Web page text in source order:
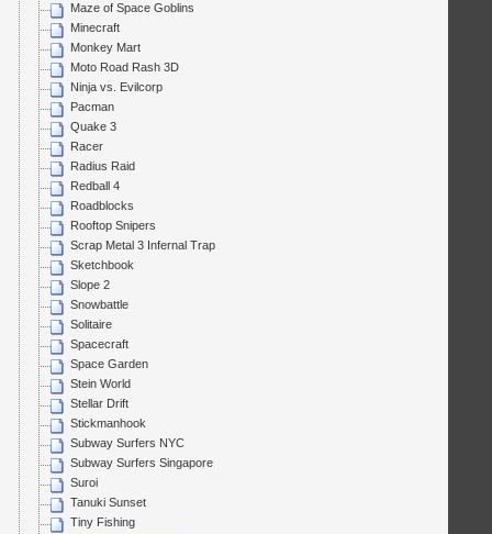
Maze of Space Goblins
Minecraft
Monkey Mart
Moto Road Rash 3D
Ninja vs. Evilcorp
Pacman
Quake 3
Racer
Radius Raid
Redball 4
Roadblocks
Rooftop Snipers
Scrap Metal 3 Infernal Trap
Sketchbook
Slope 2
Snowbattle
Solitaire
Spacecraft
Space Garden
Stein World
Stellar Drift
Stickmanhook
Subway Surfers NYC
Subway Surfers Singapore
Suroi
Tanuki Sunset
Tiny Fishing